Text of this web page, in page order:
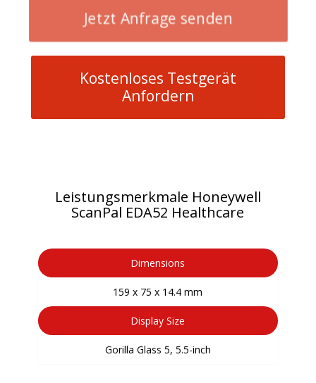
Jetzt Anfrage senden
Kostenloses Testgerät
Anfordern
Leistungsmerkmale Honeywell
ScanPal EDA52 Healthcare
Dimensions
159 x 75 x 14.4 mm
Display Size
Gorilla Glass 5, 5.5-inch